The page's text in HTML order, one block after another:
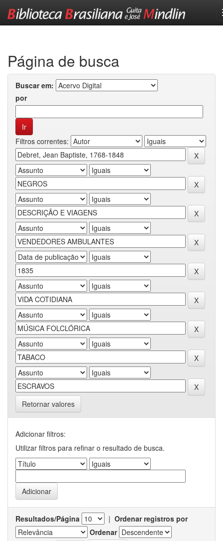
Página de busca
Buscar em:
por
Filtros correntes:
Retornar valores
Adicionar filtros:
Utilizar filtros para refinar o resultado de busca.
Resultados/Página | Ordenar registros por
Ordenar